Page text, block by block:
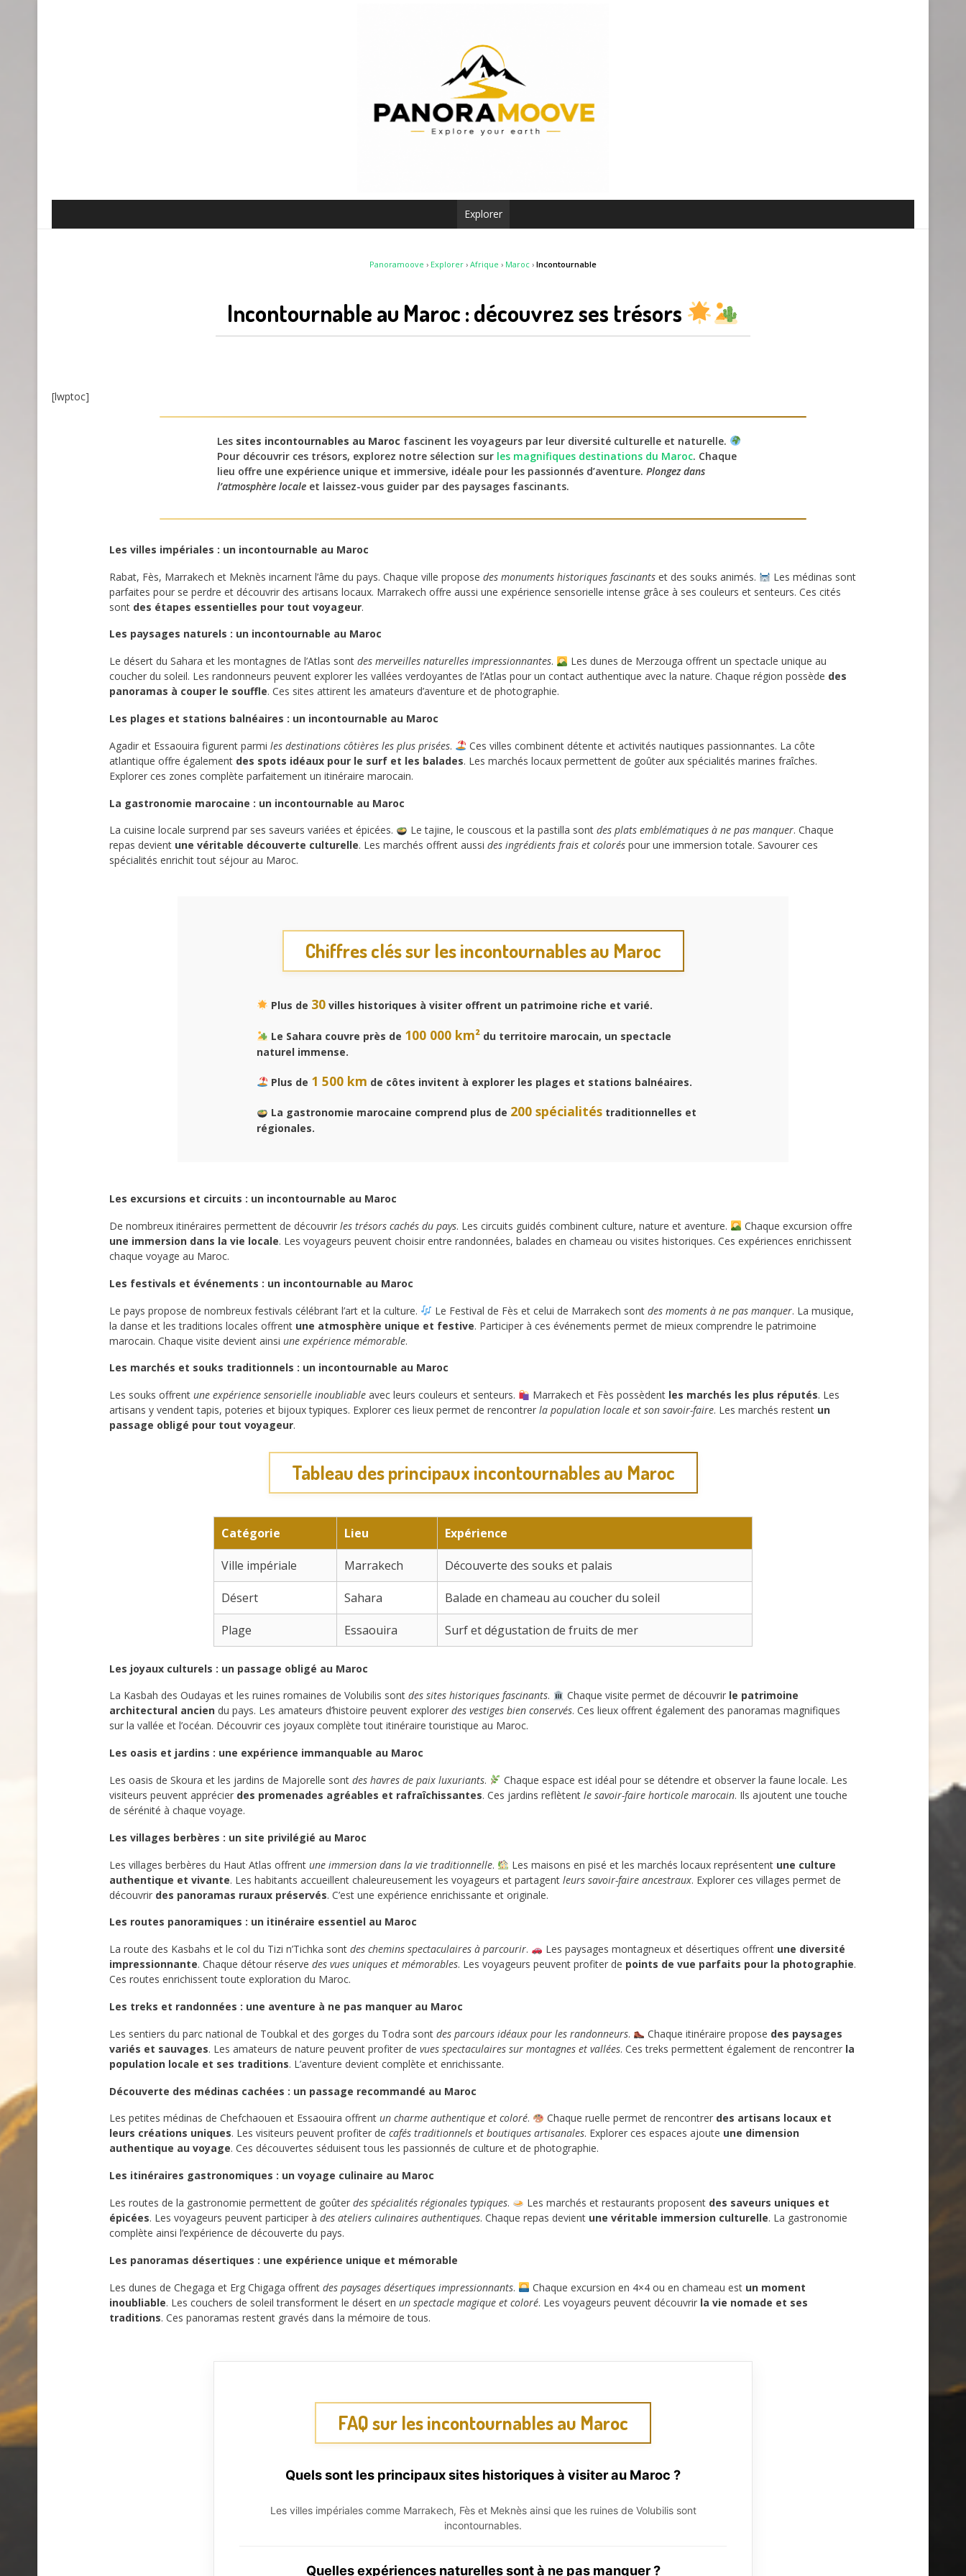
Explorer
Panoramoove › Explorer › Afrique › Maroc › Incontournable
Incontournable au Maroc : découvrez ses trésors
[lwptoc]
Les sites incontournables au Maroc fascinent les voyageurs par leur diversité culturelle et naturelle.
Pour découvrir ces trésors, explorez notre sélection sur les magnifiques destinations du Maroc. Chaque
lieu offre une expérience unique et immersive, idéale pour les passionnés d’aventure. Plongez dans
l’atmosphère locale et laissez-vous guider par des paysages fascinants.
Les villes impériales : un incontournable au Maroc
Rabat, Fès, Marrakech et Meknès incarnent l’âme du pays. Chaque ville propose des monuments historiques fascinants et des souks animés.
Les médinas sont
parfaites pour se perdre et découvrir des artisans locaux. Marrakech offre aussi une expérience sensorielle intense grâce à ses couleurs et senteurs. Ces cités
sont des étapes essentielles pour tout voyageur.
Les paysages naturels : un incontournable au Maroc
Le désert du Sahara et les montagnes de l’Atlas sont des merveilles naturelles impressionnantes.
Les dunes de Merzouga offrent un spectacle unique au
coucher du soleil. Les randonneurs peuvent explorer les vallées verdoyantes de l’Atlas pour un contact authentique avec la nature. Chaque région possède des
panoramas à couper le souffle. Ces sites attirent les amateurs d’aventure et de photographie.
Les plages et stations balnéaires : un incontournable au Maroc
Agadir et Essaouira figurent parmi les destinations côtières les plus prisées.
Ces villes combinent détente et activités nautiques passionnantes. La côte
atlantique offre également des spots idéaux pour le surf et les balades. Les marchés locaux permettent de goûter aux spécialités marines fraîches.
Explorer ces zones complète parfaitement un itinéraire marocain.
La gastronomie marocaine : un incontournable au Maroc
La cuisine locale surprend par ses saveurs variées et épicées.
Le tajine, le couscous et la pastilla sont des plats emblématiques à ne pas manquer. Chaque
repas devient une véritable découverte culturelle. Les marchés offrent aussi des ingrédients frais et colorés pour une immersion totale. Savourer ces
spécialités enrichit tout séjour au Maroc.
Chiffres clés sur les incontournables au Maroc
Plus de 30villes historiques à visiter offrent un patrimoine riche et varié.
Le Sahara couvre près de 100 000 km²du territoire marocain, un spectacle
naturel immense.
Plus de 1 500 km de côtes invitent à explorer les plages et stations balnéaires.
La gastronomie marocaine comprend plus de 200 spécialitéstraditionnelles et
régionales.
Les excursions et circuits : un incontournable au Maroc
De nombreux itinéraires permettent de découvrir les trésors cachés du pays. Les circuits guidés combinent culture, nature et aventure.
Chaque excursion offre
une immersion dans la vie locale. Les voyageurs peuvent choisir entre randonnées, balades en chameau ou visites historiques. Ces expériences enrichissent
chaque voyage au Maroc.
Les festivals et événements : un incontournable au Maroc
Le pays propose de nombreux festivals célébrant l’art et la culture.
Le Festival de Fès et celui de Marrakech sont des moments à ne pas manquer. La musique,
la danse et les traditions locales offrent une atmosphère unique et festive. Participer à ces événements permet de mieux comprendre le patrimoine
marocain. Chaque visite devient ainsi une expérience mémorable.
Les marchés et souks traditionnels : un incontournable au Maroc
Les souks offrent une expérience sensorielle inoubliable avec leurs couleurs et senteurs. Marrakech et Fès possèdent les marchés les plus réputés. Les
artisans y vendent tapis, poteries et bijoux typiques. Explorer ces lieux permet de rencontrer la population locale et son savoir-faire. Les marchés restent un
passage obligé pour tout voyageur.
Tableau des principaux incontournables au Maroc
Catégorie Lieu Expérience
Ville impériale Marrakech Découverte des souks et palais
Désert Sahara Balade en chameau au coucher du soleil
Plage Essaouira Surf et dégustation de fruits de mer
Les joyaux culturels : un passage obligé au Maroc
La Kasbah des Oudayas et les ruines romaines de Volubilis sont des sites historiques fascinants. Chaque visite permet de découvrir le patrimoine
architectural ancien du pays. Les amateurs d’histoire peuvent explorer des vestiges bien conservés. Ces lieux offrent également des panoramas magnifiques
sur la vallée et l’océan. Découvrir ces joyaux complète tout itinéraire touristique au Maroc.
Les oasis et jardins : une expérience immanquable au Maroc
Les oasis de Skoura et les jardins de Majorelle sont des havres de paix luxuriants.
Chaque espace est idéal pour se détendre et observer la faune locale. Les
visiteurs peuvent apprécier des promenades agréables et rafraîchissantes. Ces jardins reflètent le savoir-faire horticole marocain. Ils ajoutent une touche
de sérénité à chaque voyage.
Les villages berbères : un site privilégié au Maroc
Les villages berbères du Haut Atlas offrent une immersion dans la vie traditionnelle. Les maisons en pisé et les marchés locaux représentent une culture
authentique et vivante. Les habitants accueillent chaleureusement les voyageurs et partagent leurs savoir-faire ancestraux. Explorer ces villages permet de
découvrir des panoramas ruraux préservés. C’est une expérience enrichissante et originale.
Les routes panoramiques : un itinéraire essentiel au Maroc
La route des Kasbahs et le col du Tizi n’Tichka sont des chemins spectaculaires à parcourir. Les paysages montagneux et désertiques offrent une diversité
impressionnante. Chaque détour réserve des vues uniques et mémorables. Les voyageurs peuvent profiter de points de vue parfaits pour la photographie.
Ces routes enrichissent toute exploration du Maroc.
Les treks et randonnées : une aventure à ne pas manquer au Maroc
Les sentiers du parc national de Toubkal et des gorges du Todra sont des parcours idéaux pour les randonneurs. Chaque itinéraire propose des paysages
variés et sauvages. Les amateurs de nature peuvent profiter de vues spectaculaires sur montagnes et vallées. Ces treks permettent également de rencontrer la
population locale et ses traditions. L’aventure devient complète et enrichissante.
Découverte des médinas cachées : un passage recommandé au Maroc
Les petites médinas de Chefchaouen et Essaouira offrent un charme authentique et coloré. Chaque ruelle permet de rencontrer des artisans locaux et
leurs créations uniques. Les visiteurs peuvent profiter de cafés traditionnels et boutiques artisanales. Explorer ces espaces ajoute une dimension
authentique au voyage. Ces découvertes séduisent tous les passionnés de culture et de photographie.
Les itinéraires gastronomiques : un voyage culinaire au Maroc
Les routes de la gastronomie permettent de goûter des spécialités régionales typiques. Les marchés et restaurants proposent des saveurs uniques et
épicées. Les voyageurs peuvent participer à des ateliers culinaires authentiques. Chaque repas devient une véritable immersion culturelle. La gastronomie
complète ainsi l’expérience de découverte du pays.
Les panoramas désertiques : une expérience unique et mémorable
Les dunes de Chegaga et Erg Chigaga offrent des paysages désertiques impressionnants. Chaque excursion en 4×4 ou en chameau est un moment
inoubliable. Les couchers de soleil transforment le désert en un spectacle magique et coloré. Les voyageurs peuvent découvrir la vie nomade et ses
traditions. Ces panoramas restent gravés dans la mémoire de tous.
FAQ sur les incontournables au Maroc
Quels sont les principaux sites historiques à visiter au Maroc ?
Les villes impériales comme Marrakech, Fès et Meknès ainsi que les ruines de Volubilis sont
incontournables.
Quelles expériences naturelles sont à ne pas manquer ?